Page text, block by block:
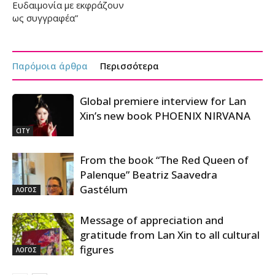
Ευδαιμονία με εκφράζουν
ως συγγραφέα”
Παρόμοια άρθρα Περισσότερα
CITY
Global premiere interview for Lan
Xin’s new book PHOENIX NIRVANA
ΛΟΓΟΣ
From the book “The Red Queen of
Palenque” Beatriz Saavedra
Gastélum
ΛΟΓΟΣ
Message of appreciation and
gratitude from Lan Xin to all cultural
figures